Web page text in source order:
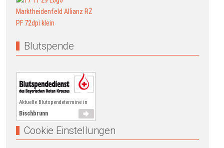
Blutspende
Aktuelle Blutspendetermine in
Bischbrunn
Cookie Einstellungen